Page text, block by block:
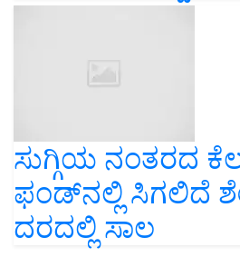
ಸುಗ್ಗಿಯ ನಂತರದ
ಫಂಡ್‌ನಲ್ಲಿ ಸಿಗಲಿದೆ
ದರದಲ್ಲಿ ಸಾಲ